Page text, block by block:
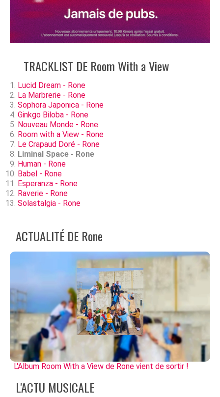
TRACKLIST DE Room With a View
Lucid Dream - Rone
La Marbrerie - Rone
Sophora Japonica - Rone
Ginkgo Biloba - Rone
Nouveau Monde - Rone
Room with a View - Rone
Le Crapaud Doré - Rone
Liminal Space - Rone
Human - Rone
Babel - Rone
Esperanza - Rone
Raverie - Rone
Solastalgia - Rone
ACTUALITÉ DE Rone
L'Album Room With a View de Rone vient de sortir !
L'ACTU MUSICALE